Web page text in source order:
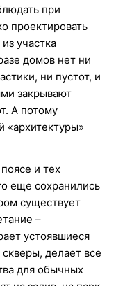
при
проектировать
участка
домов нет ни
ни пустот, и
закрывают
А потому
«архитектуры»
и тех
еще сохранились
существует
–
устоявшиеся
делает все
для обычных